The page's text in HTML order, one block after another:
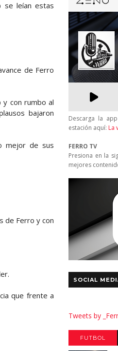
se leían estas
de Ferro
y con rumbo al
bajaron
mejor de sus
de Ferro y con
que frente a
Descarga la
estación aquí: La
FERRO TV
Presiona en la
mejores
SOCIAL
Tweets by
FUTBOL